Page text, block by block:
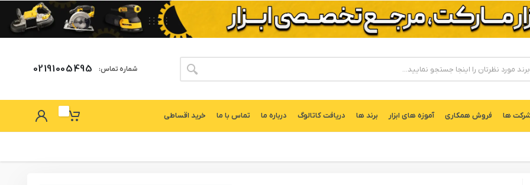
شماره تماس: 02191005495
ها فروش همکاری آموزه های ابزار برند ها دریافت کاتالوگ درباره ما تماس با ما خرید اقساطی